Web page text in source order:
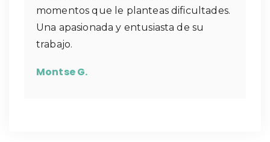
momentos que le planteas dificultades.
Una apasionada y entusiasta de su
trabajo.
Montse G.